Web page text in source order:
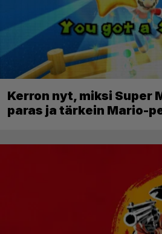
Kerron nyt, miksi Super
paras ja tärkein Mario-